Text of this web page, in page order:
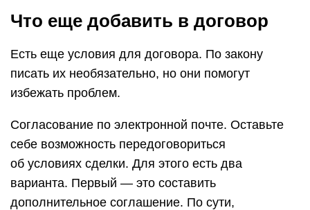
Что еще добавить в договор
Есть еще условия для договора. По закону
писать их необязательно, но они помогут
избежать проблем.
Согласование по электронной почте. Оставьте
себе возможность передоговориться
об условиях сделки. Для этого есть два
варианта. Первый — это составить
дополнительное соглашение. По сути,